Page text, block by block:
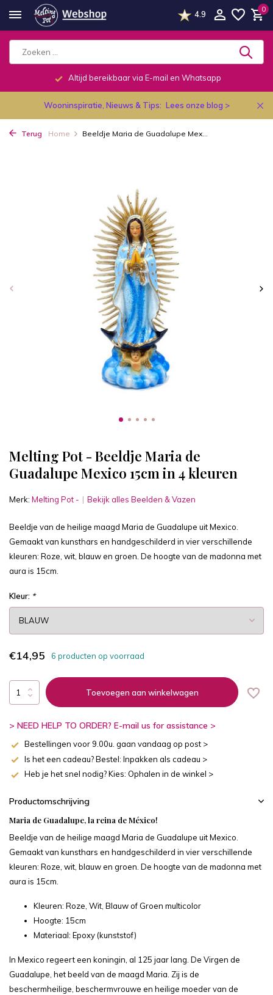
4.9
0
Telefonisch dagelijks van 9.00 tot 19.00u.
Wooninspiratie, Nieuws & Tips: Lees onze blog >
Terug Home Beeldje Maria de Guadalupe Mex...
Melting Pot - Beeldje Maria de
Guadalupe Mexico 15cm in 4 kleuren
Merk: Melting Pot - Bekijk alles Beelden & Vazen
Beeldje van de heilige maagd Maria de Guadalupe uit Mexico.
Gemaakt van kunsthars en handgeschilderd in vier verschillende
kleuren: Roze, wit, blauw en groen. De hoogte van de madonna met
aura is 15cm.
Kleur: *
€14,95 6 producten op voorraad
Toevoegen aan winkelwagen
> NEED HELP TO ORDER? E-mail us for assistance >
Bestellingen voor 9.00u. gaan vandaag op post >
Is het een cadeau? Bestel: Inpakken als cadeau >
Heb je het snel nodig? Kies: Ophalen in de winkel >
Productomschrijving
Maria de Guadalupe, la reina de México!
Beeldje van de heilige maagd Maria de Guadalupe uit Mexico.
Gemaakt van kunsthars en handgeschilderd in vier verschillende
kleuren: Roze, wit, blauw en groen. De hoogte van de madonna met
aura is 15cm.
Kleuren: Roze, Wit, Blauw of Groen multicolor
Hoogte: 15cm
Materiaal: Epoxy (kunststof)
In Mexico regeert een koningin, al 125 jaar lang. De Virgen de
Guadalupe, het beeld van de maagd Maria. Zij is de
beschermheilige, beschermvrouwe en heilige moeder van de